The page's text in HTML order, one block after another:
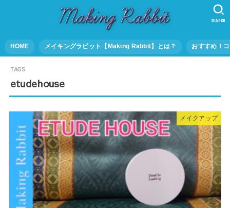
HOME メイキングラビット【Making Rabbit】とは？ おすすめ！
SEARCH
etudehouse
メイクアップ